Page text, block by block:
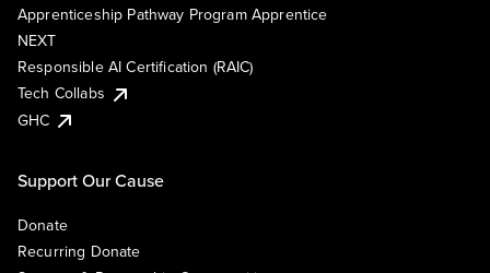
Apprenticeship Pathway Program Apprentice
NEXT
Responsible AI Certification (RAIC)
Tech Collabs
GHC
Support Our Cause
Donate
Recurring Donate